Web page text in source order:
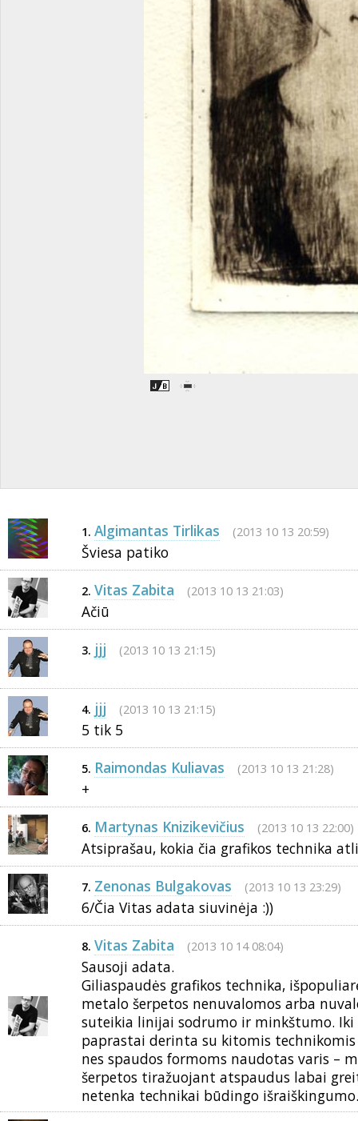
1. Algimantas Tirlikas (2013 10 13 20:59)
Šviesa patiko
2. Vitas Zabita (2013 10 13 21:03)
Ačiū
3. jjj (2013 10 13 21:15)
4. jjj (2013 10 13 21:15)
5 tik 5
5. Raimondas Kuliavas (2013 10 13 21:28)
+
6. Martynas Knizikevičius (2013 10 13 22:00)
Atsiprašau, kokia čia grafikos technika
7. Zenonas Bulgakovas (2013 10 13 23:29)
6/Čia Vitas adata siuvinėja :))
8. Vitas Zabita (2013 10 14 08:04)
Sausoji adata.
Giliaspaudės grafikos technika,
metalo šerpetos nenuvalomos arba
suteikia linijai sodrumo ir minkštumo. Iki
paprastai derinta su kitomis
nes spaudos formoms naudotas varis –
šerpetos tiražuojant atspaudus labai
netenka technikai būdingo išraiškingumo.